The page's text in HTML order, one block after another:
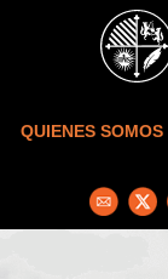
Skip to main content
QUIENES SOMOS